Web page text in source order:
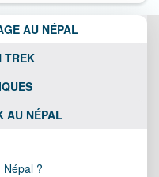
AU NÉPAL
TREK
AU NÉPAL
?